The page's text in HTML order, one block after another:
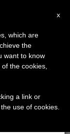
De
×
la pausa
de verano
el
x
which are
the
want to know
the cookies,
a link or
use of cookies.